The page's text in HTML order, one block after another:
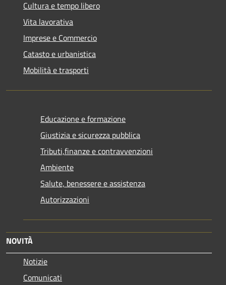
Cultura e tempo libero
Vita lavorativa
Imprese e Commercio
Catasto e urbanistica
Mobilità e trasporti
Educazione e formazione
Giustizia e sicurezza pubblica
Tributi,finanze e contravvenzioni
Ambiente
Salute, benessere e assistenza
Autorizzazioni
NOVITÀ
Notizie
Comunicati